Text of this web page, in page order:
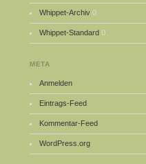
Whippet-Archiv 0
Whippet-Standard 0
META
Anmelden
Eintrags-Feed
Kommentar-Feed
WordPress.org